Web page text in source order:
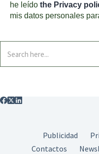
he leído the Privacy
mis datos personales
Publicidad
Contactos